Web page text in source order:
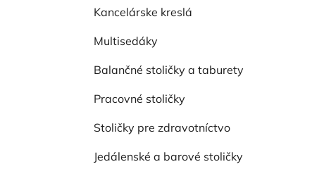
Kancelárske kreslá
Multisedáky
Balančné stoličky a taburety
Pracovné stoličky
Stoličky pre zdravotníctvo
Jedálenské a barové stoličky